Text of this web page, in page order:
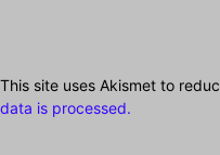
This site uses Akismet to
data is processed.